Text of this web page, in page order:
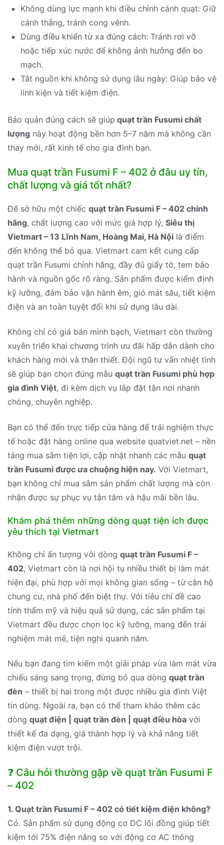
Không dùng lực mạnh khi điều chỉnh cánh quạt: Giữ
cánh thẳng, tránh cong vênh.
Dùng điều khiển từ xa đúng cách: Tránh rơi vỡ
hoặc tiếp xúc nước để không ảnh hưởng đến bo
mạch.
Tắt nguồn khi không sử dụng lâu ngày: Giúp bảo vệ
linh kiện và tiết kiệm điện.
Bảo quản đúng cách sẽ giúp quạt trần Fusumi chất
lượng này hoạt động bền hơn 5–7 năm mà không cần
thay mới, rất kinh tế cho gia đình bạn.
Mua quạt trần Fusumi F – 402 ở đâu uy tín,
chất lượng và giá tốt nhất?
Để sở hữu một chiếc quạt trần Fusumi F – 402 chính
hãng, chất lượng cao với mức giá hợp lý, Siêu thị
Vietmart – 13 Lĩnh Nam, Hoàng Mai, Hà Nội là điểm
đến không thể bỏ qua. Vietmart cam kết cung cấp
quạt trần Fusumi chính hãng, đầy đủ giấy tờ, tem bảo
hành và nguồn gốc rõ ràng. Sản phẩm được kiểm định
kỹ lưỡng, đảm bảo vận hành êm, gió mát sâu, tiết kiệm
điện và an toàn tuyệt đối khi sử dụng lâu dài.
Không chỉ có giá bán minh bạch, Vietmart còn thường
xuyên triển khai chương trình ưu đãi hấp dẫn dành cho
khách hàng mới và thân thiết. Đội ngũ tư vấn nhiệt tình
sẽ giúp bạn chọn đúng mẫu quạt trần Fusumi phù hợp
gia đình Việt, đi kèm dịch vụ lắp đặt tận nơi nhanh
chóng, chuyên nghiệp.
Bạn có thể đến trực tiếp cửa hàng để trải nghiệm thực
tế hoặc đặt hàng online qua website quatviet.net – nền
tảng mua sắm tiện lợi, cập nhật nhanh các mẫu quạt
trần Fusumi được ưa chuộng hiện nay. Với Vietmart,
bạn không chỉ mua sắm sản phẩm chất lượng mà còn
nhận được sự phục vụ tận tâm và hậu mãi bền lâu.
Khám phá thêm những dòng quạt tiện ích được
yêu thích tại Vietmart
Không chỉ ấn tượng với dòng quạt trần Fusumi F –
402, Vietmart còn là nơi hội tụ nhiều thiết bị làm mát
hiện đại, phù hợp với mọi không gian sống – từ căn hộ
chung cư, nhà phố đến biệt thự. Với tiêu chí đề cao
tính thẩm mỹ và hiệu quả sử dụng, các sản phẩm tại
Vietmart đều được chọn lọc kỹ lưỡng, mang đến trải
nghiệm mát mẻ, tiện nghi quanh năm.
Nếu bạn đang tìm kiếm một giải pháp vừa làm mát vừa
chiếu sáng sang trọng, đừng bỏ qua dòng quạt trần
đèn – thiết bị hai trong một được nhiều gia đình Việt
tin dùng. Ngoài ra, bạn có thể tham khảo thêm các
dòng quạt điện | quạt trần đèn | quạt điều hòa với
thiết kế đa dạng, giá thành hợp lý và khả năng tiết
kiệm điện vượt trội.
❓ Câu hỏi thường gặp về quạt trần Fusumi F
– 402
1. Quạt trần Fusumi F – 402 có tiết kiệm điện không?
Có. Sản phẩm sử dụng động cơ DC lõi đồng giúp tiết
kiệm tới 75% điện năng so với động cơ AC thông